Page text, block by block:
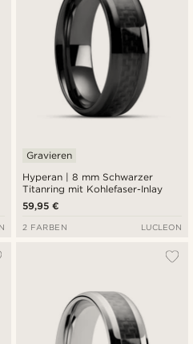
Hyperan | 8 mm Schwarzer
Titanring mit Kohlefaser-Inlay
Gravieren
59,95 €
2 FARBEN LUCLEON